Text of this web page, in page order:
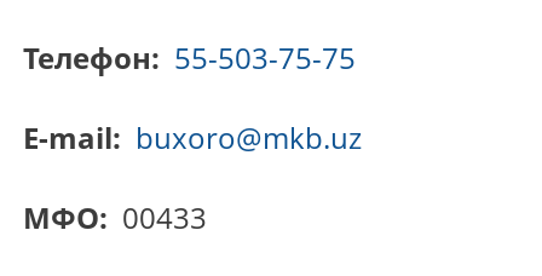
Телефон: 55-503-75-75
E-mail: buxoro@mkb.uz
МФО: 00433